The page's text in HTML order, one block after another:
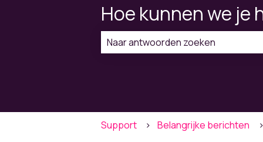
Hoe kunnen we je
Support Belangrijke berichten